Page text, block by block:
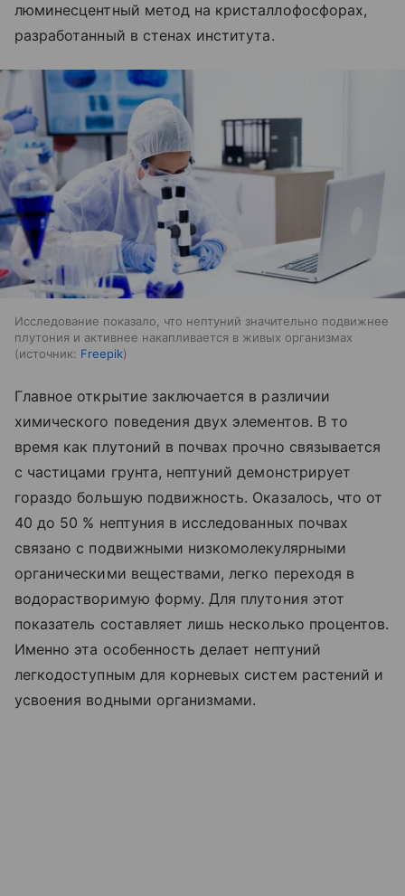
люминесцентный метод на кристаллофосфорах,
разработанный в стенах института.
Исследование показало, что нептуний значительно подвижнее
плутония и активнее накапливается в живых организмах
источник: Freepik
Главное открытие заключается в различии
химического поведения двух элементов. В то
время как плутоний в почвах прочно связывается
с частицами грунта, нептуний демонстрирует
гораздо большую подвижность. Оказалось, что от
40 до 50 % нептуния в исследованных почвах
связано с подвижными низкомолекулярными
органическими веществами, легко переходя в
водорастворимую форму. Для плутония этот
показатель составляет лишь несколько процентов.
Именно эта особенность делает нептуний
легкодоступным для корневых систем растений и
усвоения водными организмами.